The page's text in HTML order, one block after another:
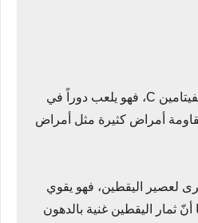
نظراً لغنى عصير الطماطم بفيتامين C، فهو يلعب دوراً في
أمراض كثيرة مثل أمراض
لعصير اليقطين، فهو يقوي
أنّ ثمار اليقطين غنية بالدهون